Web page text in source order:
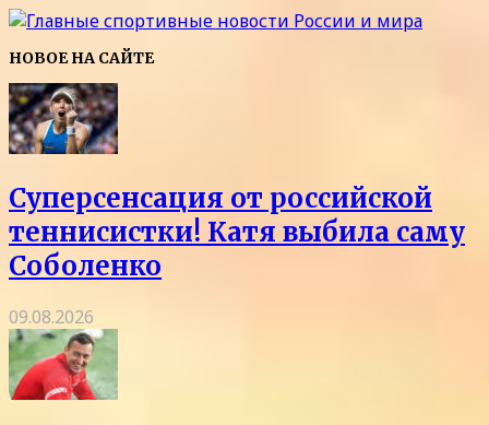
НОВОЕ НА САЙТЕ
Суперсенсация от российской
теннисистки! Катя выбила саму
Соболенко
09.08.2026